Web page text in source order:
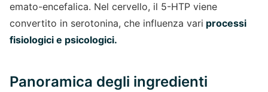
emato-encefalica. Nel cervello, il 5-HTP viene
convertito in serotonina, che influenza vari processi
fisiologici e psicologici.
Panoramica degli ingredienti